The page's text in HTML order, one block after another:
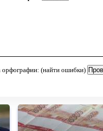
орфографии: (найти ошибки)